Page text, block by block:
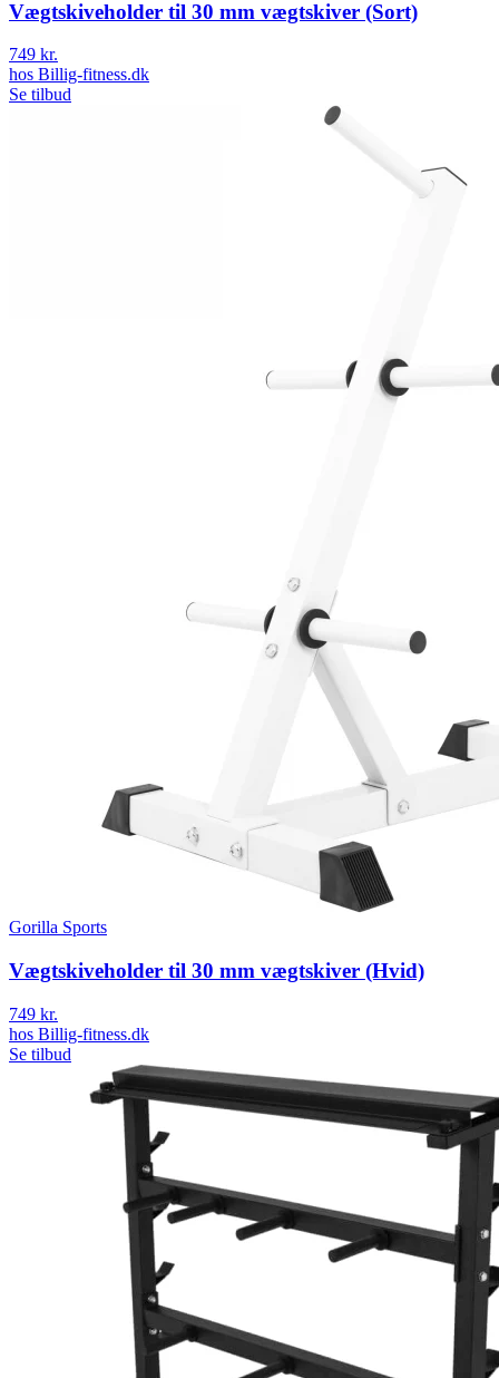
Vægtskiveholder til 30 mm vægtskiver (Sort)
749 kr.
hos Billig-fitness.dk
Se tilbud
Gorilla Sports
Vægtskiveholder til 30 mm vægtskiver (Hvid)
749 kr.
hos Billig-fitness.dk
Se tilbud